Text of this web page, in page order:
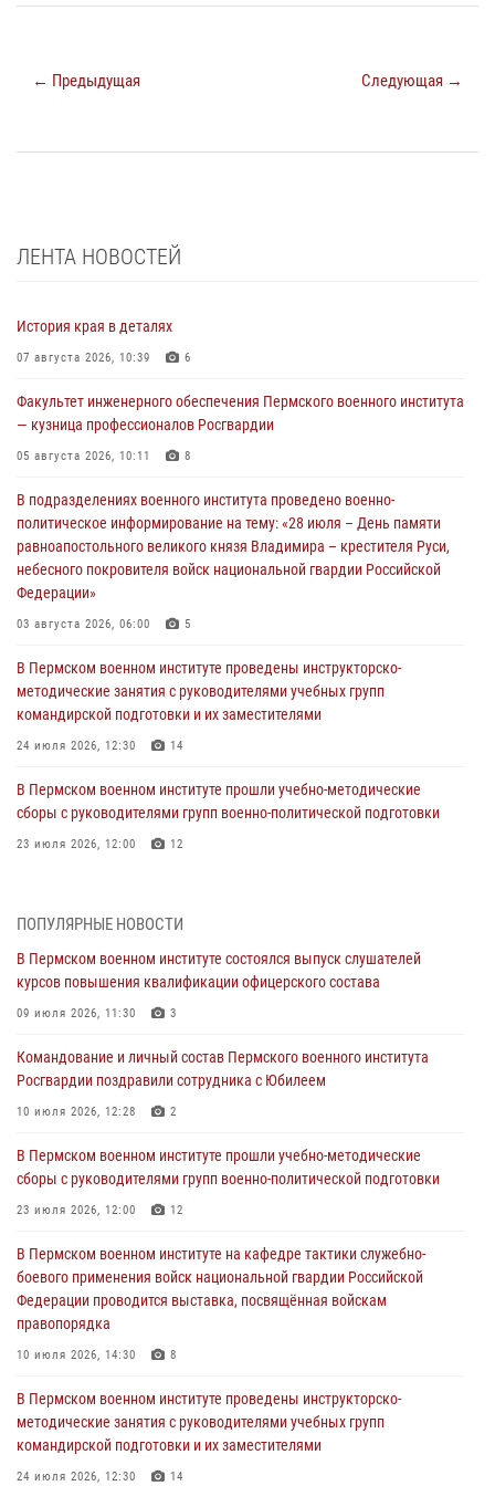
← Предыдущая Следующая →
ЛЕНТА НОВОСТЕЙ
История края в деталях
07 августа 2026, 10:39 6
Факультет инженерного обеспечения Пермского военного института
— кузница профессионалов Росгвардии
05 августа 2026, 10:11 8
В подразделениях военного института проведено военно-
политическое информирование на тему: «28 июля – День памяти
равноапостольного великого князя Владимира – крестителя Руси,
небесного покровителя войск национальной гвардии Российской
Федерации»
03 августа 2026, 06:00 5
В Пермском военном институте проведены инструкторско-
методические занятия с руководителями учебных групп
командирской подготовки и их заместителями
24 июля 2026, 12:30 14
В Пермском военном институте прошли учебно-методические
сборы с руководителями групп военно-политической подготовки
23 июля 2026, 12:00 12
Федерации проводится выставка, посвящённая войскам
правопорядка
10 июля 2026, 14:30 8
Росгвардии поздравили сотрудника с Юбилеем
10 июля 2026, 12:28 2
курсов повышения квалификации офицерского состава
09 июля 2026, 11:30 3
по набору абитуриентов из числа граждан, прошедших и не
проходивших военную службу
08 июля 2026, 09:36 2
Военнослужащие Пермского военного института приняли участие в
боксу
07 июля 2026, 10:30 4
ПОПУЛЯРНЫЕ НОВОСТИ
В Пермском военном институте состоялся выпуск слушателей
курсов повышения квалификации офицерского состава
09 июля 2026, 11:30 3
Командование и личный состав Пермского военного института
Росгвардии поздравили сотрудника с Юбилеем
10 июля 2026, 12:28 2
В Пермском военном институте прошли учебно-методические
сборы с руководителями групп военно-политической подготовки
23 июля 2026, 12:00 12
В Пермском военном институте на кафедре тактики служебно-
боевого применения войск национальной гвардии Российской
Федерации проводится выставка, посвящённая войскам
правопорядка
10 июля 2026, 14:30 8
В Пермском военном институте проведены инструкторско-
методические занятия с руководителями учебных групп
командирской подготовки и их заместителями
24 июля 2026, 12:30 14